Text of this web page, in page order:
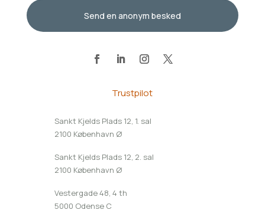
Send en anonym besked
Trustpilot
Sankt Kjelds Plads 12, 1. sal
2100 København Ø
Sankt Kjelds Plads 12, 2. sal
2100 København Ø
Vestergade 48, 4 th
5000 Odense C